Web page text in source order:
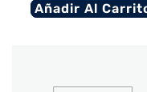
Añadir Al